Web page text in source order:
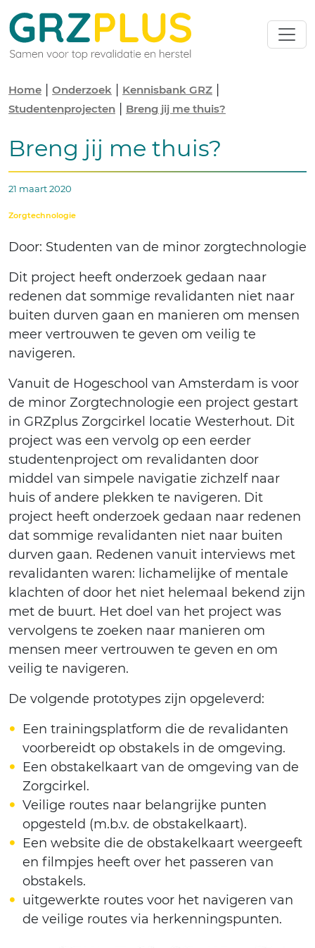
Home Onderzoek Kennisbank GRZ
Studentenprojecten Breng jij me thuis?
Breng jij me thuis?
21 maart 2020
Zorgtechnologie
Door: Studenten van de minor zorgtechnologie
Dit project heeft onderzoek gedaan naar
redenen dat sommige revalidanten niet naar
buiten durven gaan en manieren om mensen
meer vertrouwen te geven om veilig te
navigeren.
Vanuit de Hogeschool van Amsterdam is voor
de minor Zorgtechnologie een project gestart
in GRZplus Zorgcirkel locatie Westerhout. Dit
project was een vervolg op een eerder
studentenproject om revalidanten door
middel van simpele navigatie zichzelf naar
huis of andere plekken te navigeren. Dit
project heeft onderzoek gedaan naar redenen
dat sommige revalidanten niet naar buiten
durven gaan. Redenen vanuit interviews met
revalidanten waren: lichamelijke of mentale
klachten of door het niet helemaal bekend zijn
met de buurt. Het doel van het project was
vervolgens te zoeken naar manieren om
mensen meer vertrouwen te geven en om
veilig te navigeren.
De volgende prototypes zijn opgeleverd:
Een trainingsplatform die de revalidanten
voorbereidt op obstakels in de omgeving.
Een obstakelkaart van de omgeving van de
Zorgcirkel.
Veilige routes naar belangrijke punten
opgesteld (m.b.v. de obstakelkaart).
Een website die de obstakelkaart weergeeft
en filmpjes heeft over het passeren van
obstakels.
uitgewerkte routes voor het navigeren van
de veilige routes via herkenningspunten.